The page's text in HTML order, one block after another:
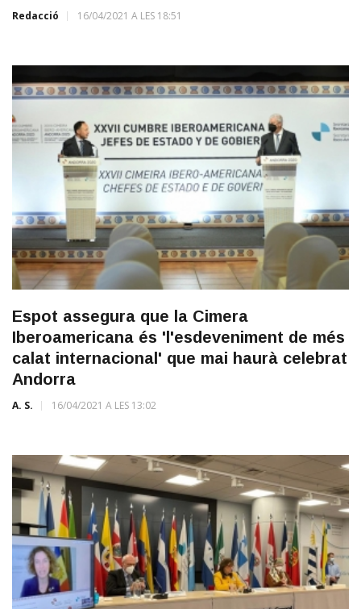
Redacció 16/04/2021 A LES 18:51
Espot assegura que la Cimera
Iberoamericana és 'l'esdeveniment de més
calat internacional' que mai haurà celebrat
Andorra
A. S. 16/04/2021 A LES 13:02